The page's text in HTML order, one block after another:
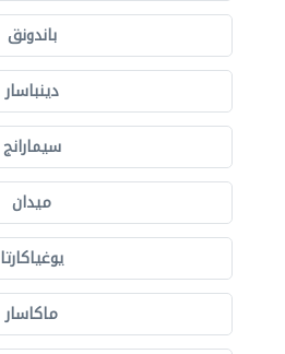
باندونق
دينباسار
سيمارانج
ميدان
يوغياكارتا
ماكاسار